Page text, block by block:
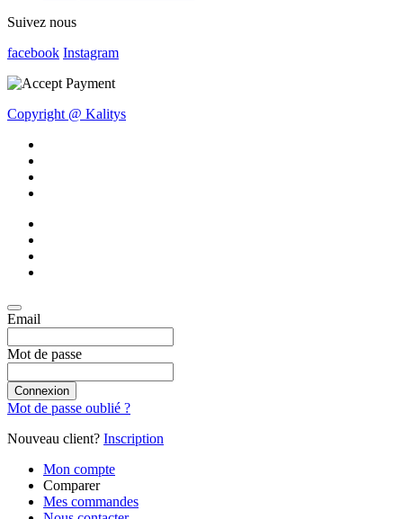
Suivez nous
facebook Instagram
Copyright @ Kalitys
Email
Mot de passe
Connexion
Mot de passe oublié ?
Nouveau client? Inscription
Mon compte
Comparer
Mes commandes